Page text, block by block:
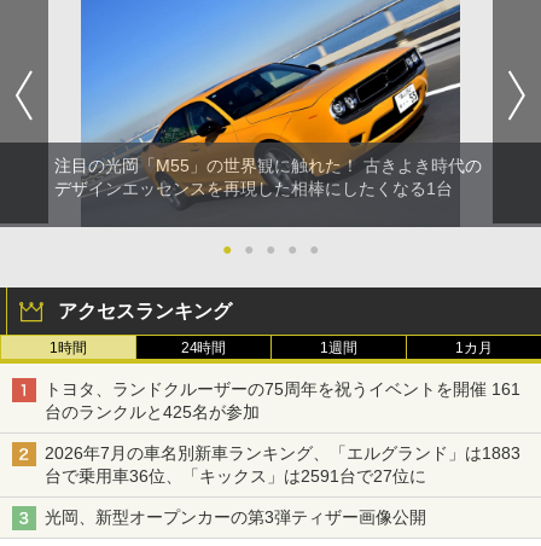
注目の光岡「M55」の世界観に触れた！ 古きよき時代の
デザインエッセンスを再現した相棒にしたくなる1台
● ● ● ● ●
アクセスランキング
1時間 24時間 1週間 1カ月
トヨタ、ランドクルーザーの75周年を祝うイベントを開催 161
台のランクルと425名が参加
2026年7月の車名別新車ランキング、「エルグランド」は1883
台で乗用車36位、「キックス」は2591台で27位に
光岡、新型オープンカーの第3弾ティザー画像公開